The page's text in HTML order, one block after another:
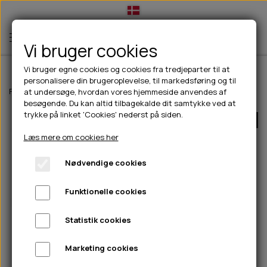
TIL HUND
💧FODER- VANDSKÅLE
CHICOPEE
GODBIDSTASKE
HALSBÅND
🦴 GODBIDDER & SNACKS
🍖 SMAGSVARIANTER
🎾 LEGETØJ
TÆNDER, ØRE, ØJE, POTER & NÆSE
🐾 UDSTYR & KOMFORT
TIL HUNDEEJER
DRIKKEFLASKER/TERMOFLASKER
HUER OG VANTER
PINEWOOD SALES
TIL KAT
TILBUD
NYHEDER
ABONNEMENT
Forside Til hunde Godbidder & Snacks 100% Naturlig snack
Vi bruger cookies
Vi bruger egne cookies og cookies fra tredjeparter til at
personalisere din brugeroplevelse, til markedsføring og til
at undersøge, hvordan vores hjemmeside anvendes af
besøgende. Du kan altid tilbagekalde dit samtykke ved at
trykke på linket 'Cookies' nederst på siden.
Læs mere om cookies her
Nødvendige cookies
Funktionelle cookies
Statistik cookies
Marketing cookies